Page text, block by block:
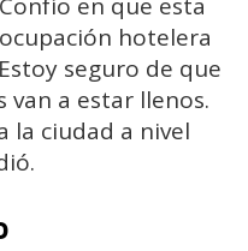
en que esta
hotelera
seguro de que
van a estar llenos.
la ciudad a nivel